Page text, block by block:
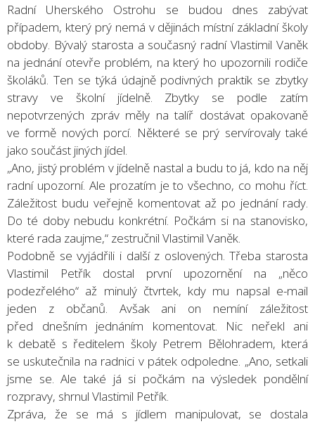
Radní Uherského Ostrohu se budou dnes zabývat
případem, který prý nemá v dějinách místní základní školy
obdoby. Bývalý starosta a současný radní Vlastimil Vaněk
na jednání otevře problém, na který ho upozornili rodiče
školáků. Ten se týká údajně podivných praktik se zbytky
stravy ve školní jídelně. Zbytky se podle zatím
nepotvrzených zpráv měly na talíř dostávat opakovaně
ve formě nových porcí. Některé se prý servírovaly také
jako součást jiných jídel.
„Ano, jistý problém v jídelně nastal a budu to já, kdo na něj
radní upozorní. Ale prozatím je to všechno, co mohu říct.
Záležitost budu veřejně komentovat až po jednání rady.
Do té doby nebudu konkrétní. Počkám si na stanovisko,
které rada zaujme,“ zestručnil Vlastimil Vaněk.
Podobně se vyjádřili i další z oslovených. Třeba starosta
Vlastimil Petřík dostal první upozornění na „něco
podezřelého“ až minulý čtvrtek, kdy mu napsal e-mail
jeden z občanů. Avšak ani on nemíní záležitost
před dnešním jednáním komentovat. Nic neřekl ani
k debatě s ředitelem školy Petrem Bělohradem, která
se uskutečnila na radnici v pátek odpoledne. „Ano, setkali
jsme se. Ale také já si počkám na výsledek pondělní
rozpravy, shrnul Vlastimil Petřík.
Zpráva, že se má s jídlem manipulovat, se dostala